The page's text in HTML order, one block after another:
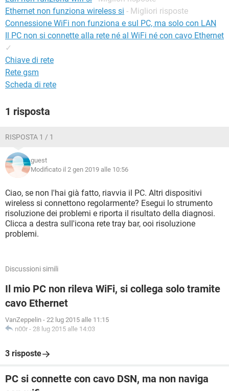
Ethernet non funziona wireless si - Migliori risposte
Connessione WiFi non funziona e sul PC, ma solo con LAN
Il PC non si connette alla rete né al WiFi né con cavo Ethernet
✓
Chiave di rete
Rete gsm
Scheda di rete
1 risposta
RISPOSTA 1 / 1
guest
Modificato il 2 gen 2019 alle 10:56
Ciao, se non l'hai già fatto, riavvia il PC. Altri dispositivi
wireless si connettono regolarmente? Esegui lo strumento
risoluzione dei problemi e riporta il risultato della diagnosi.
Clicca a destra sull'icona rete tray bar, ooi risoluzione
problemi.
Discussioni simili
Il mio PC non rileva WiFi, si collega solo tramite
cavo Ethernet
VanZeppelin - 22 lug 2015 alle 11:15
n00r - 28 lug 2015 alle 14:03
3 risposte
PC si connette con cavo DSN, ma non naviga